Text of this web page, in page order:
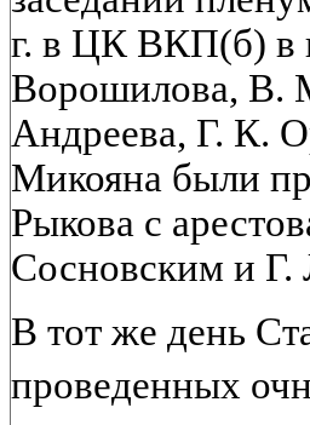
г. в ЦК ВКП(б) в
Ворошилова, В.
Андреева, Г. К.
Микояна были
Рыкова с
Сосновским и
В тот же день
проведенных